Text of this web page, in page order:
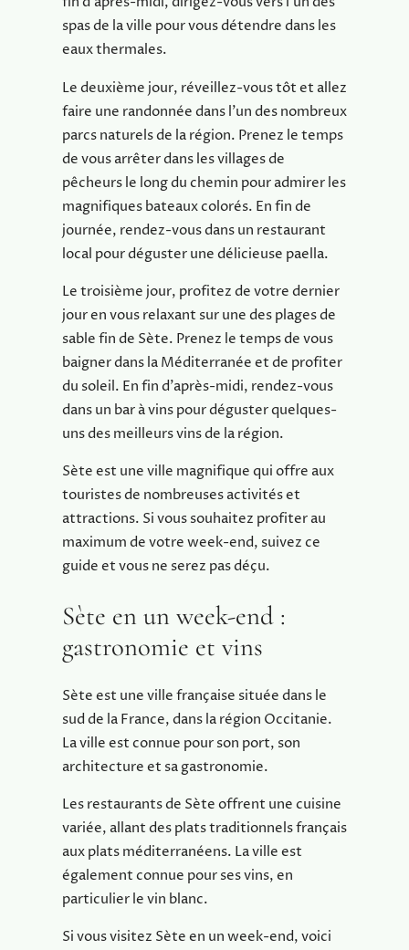
spas de la ville pour vous détendre dans les
eaux thermales.
Le deuxième jour, réveillez-vous tôt et allez
faire une randonnée dans l’un des nombreux
parcs naturels de la région. Prenez le temps
de vous arrêter dans les villages de
pêcheurs le long du chemin pour admirer les
magnifiques bateaux colorés. En fin de
journée, rendez-vous dans un restaurant
local pour déguster une délicieuse paella.
Le troisième jour, profitez de votre dernier
jour en vous relaxant sur une des plages de
sable fin de Sète. Prenez le temps de vous
baigner dans la Méditerranée et de profiter
du soleil. En fin d’après-midi, rendez-vous
dans un bar à vins pour déguster quelques-
uns des meilleurs vins de la région.
Sète est une ville magnifique qui offre aux
touristes de nombreuses activités et
attractions. Si vous souhaitez profiter au
maximum de votre week-end, suivez ce
guide et vous ne serez pas déçu.
Sète en un week-end :
gastronomie et vins
Sète est une ville française située dans le
sud de la France, dans la région Occitanie.
La ville est connue pour son port, son
architecture et sa gastronomie.
Les restaurants de Sète offrent une cuisine
variée, allant des plats traditionnels français
aux plats méditerranéens. La ville est
également connue pour ses vins, en
particulier le vin blanc.
Si vous visitez Sète en un week-end, voici